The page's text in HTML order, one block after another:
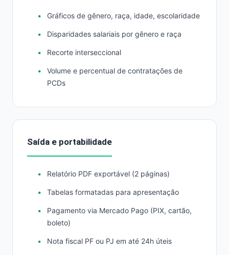
Gráficos de gênero, raça, idade, escolaridade
Disparidades salariais por gênero e raça
Recorte interseccional
Volume e percentual de contratações de
PCDs
Saída e portabilidade
Relatório PDF exportável (2 páginas)
Tabelas formatadas para apresentação
Pagamento via Mercado Pago (PIX, cartão,
boleto)
Nota fiscal PF ou PJ em até 24h úteis